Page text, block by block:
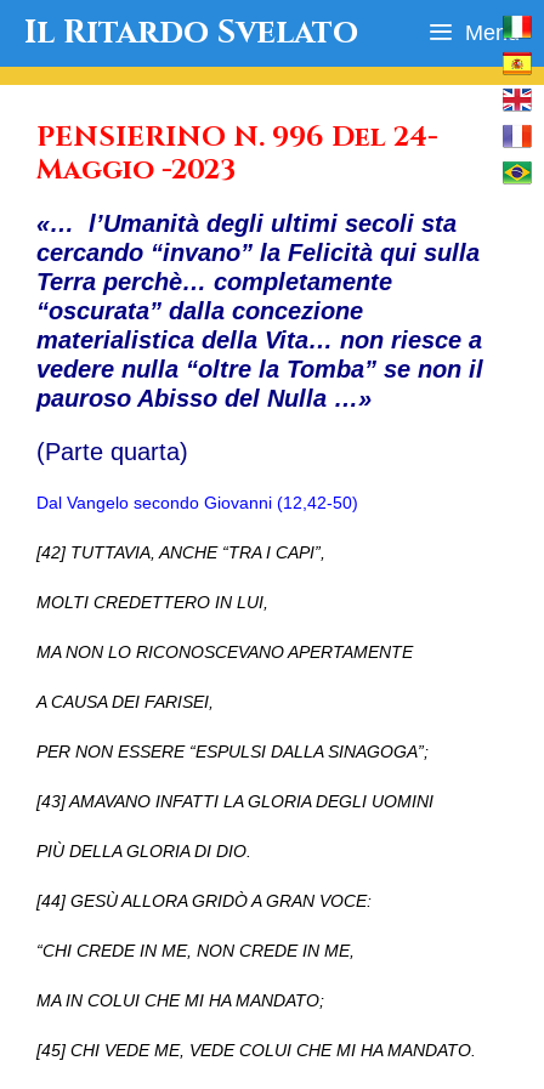
Il Ritardo Svelato Menu
PENSIERINO N. 996 Del 24-
Maggio -2023
«… l’Umanità degli ultimi secoli sta
cercando “invano” la Felicità qui sulla
Terra perchè… completamente
“oscurata” dalla concezione
materialistica della Vita… non riesce a
vedere nulla “oltre la Tomba” se non il
pauroso Abisso del Nulla …»
(Parte quarta)
Dal Vangelo secondo Giovanni (12,42-50)
[42] TUTTAVIA, ANCHE “TRA I CAPI”,
MOLTI CREDETTERO IN LUI,
MA NON LO RICONOSCEVANO APERTAMENTE
A CAUSA DEI FARISEI,
PER NON ESSERE “ESPULSI DALLA SINAGOGA”;
[43] AMAVANO INFATTI LA GLORIA DEGLI UOMINI
PIÙ DELLA GLORIA DI DIO.
[44] GESÙ ALLORA GRIDÒ A GRAN VOCE:
“CHI CREDE IN ME, NON CREDE IN ME,
MA IN COLUI CHE MI HA MANDATO;
[45] CHI VEDE ME, VEDE COLUI CHE MI HA MANDATO.